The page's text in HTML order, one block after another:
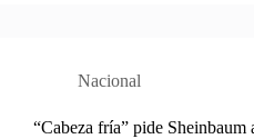
Nacional
“Cabeza fría” pide Sheinbaum